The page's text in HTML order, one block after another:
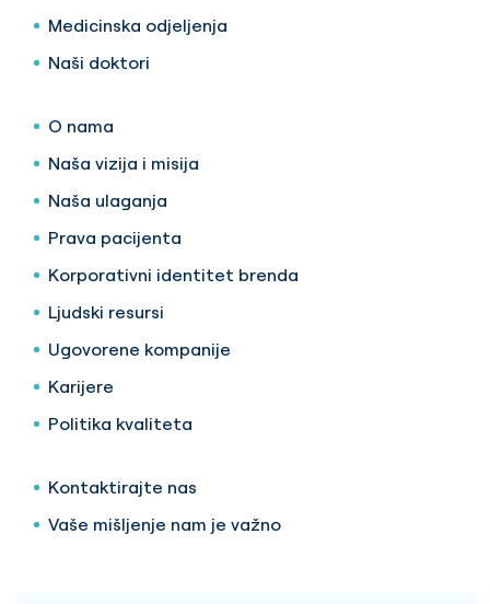
Medicinska odjeljenja
Naši doktori
O nama
Naša vizija i misija
Naša ulaganja
Prava pacijenta
Korporativni identitet brenda
Ljudski resursi
Ugovorene kompanije
Karijere
Politika kvaliteta
Kontaktirajte nas
Vaše mišljenje nam je važno